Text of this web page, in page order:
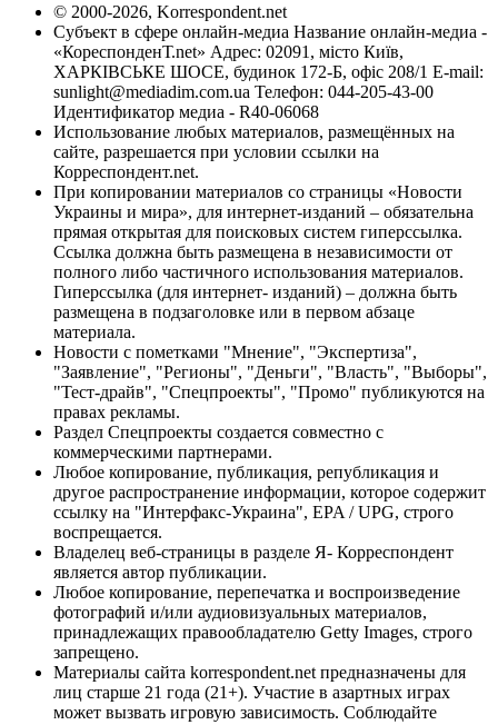
© 2000-2026, Korrespondent.net
Субъект в сфере онлайн-медиа Название онлайн-медиа -
«КореспонденТ.net» Адрес: 02091, місто Київ,
ХАРКІВСЬКЕ ШОСЕ, будинок 172-Б, офіс 208/1 E-mail:
sunlight@mediadim.com.ua Телефон: 044-205-43-00
Идентификатор медиа - R40-06068
Использование любых материалов, размещённых на
сайте, разрешается при условии ссылки на
Корреспондент.net.
При копировании материалов со страницы «Новости
Украины и мира», для интернет-изданий – обязательна
прямая открытая для поисковых систем гиперссылка.
Ссылка должна быть размещена в независимости от
полного либо частичного использования материалов.
Гиперссылка (для интернет- изданий) – должна быть
размещена в подзаголовке или в первом абзаце
материала.
Новости с пометками "Мнение", "Экспертиза",
"Заявление", "Регионы", "Деньги", "Власть", "Выборы",
"Тест-драйв", "Спецпроекты", "Промо" публикуются на
правах рекламы.
Раздел Спецпроекты создается совместно с
коммерческими партнерами.
Любое копирование, публикация, републикация и
другое распространение информации, которое содержит
ссылку на "Интерфакс-Украина", EPA / UPG, строго
воспрещается.
Владелец веб-страницы в разделе Я- Корреспондент
является автор публикации.
Любое копирование, перепечатка и воспроизведение
фотографий и/или аудиовизуальных материалов,
принадлежащих правообладателю Getty Images, строго
запрещено.
Материалы сайта korrespondent.net предназначены для
лиц старше 21 года (21+). Участие в азартных играх
может вызвать игровую зависимость. Соблюдайте